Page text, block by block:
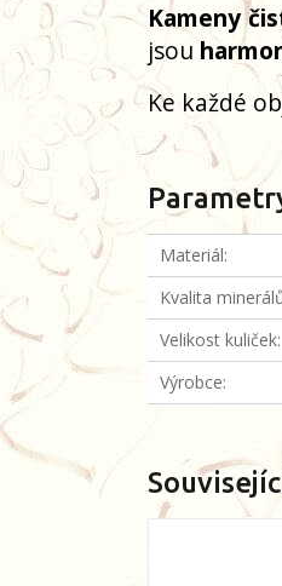
Kameny
jsou
Ke každé
Materiál
Kvalita
Velikost kuliček
Výrobce